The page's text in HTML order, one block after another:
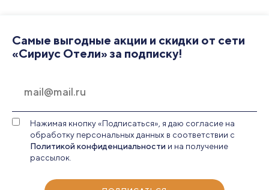
Самые выгодные акции и скидки от сети
«Сириус Отели» за подписку!
Нажимая кнопку «Подписаться», я даю согласие на
обработку персональных данных в соответствии с
Политикой конфиденциальности и на получение
рассылок.